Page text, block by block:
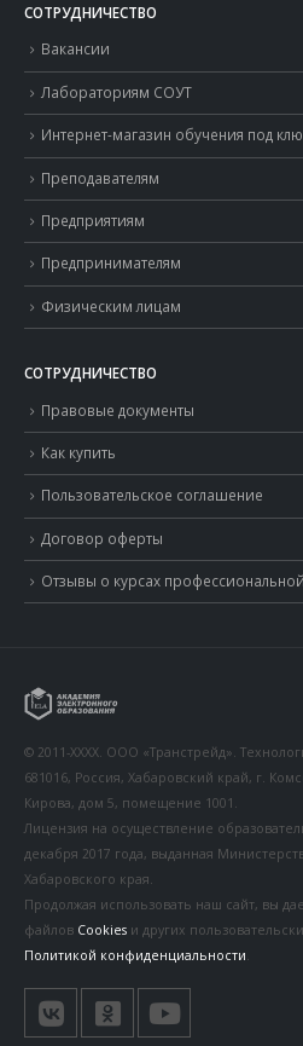
СОТРУДНИЧЕСТВО
Вакансии
Лабораториям СОУТ
Интернет-магазин обучения под
Преподавателям
Предприятиям
Предпринимателям
Физическим лицам
СОТРУДНИЧЕСТВО
Правовые документы
Как купить
Пользовательское соглашение
Договор оферты
Отзывы о курсах
© 2011-XXXX. ООО «Транстрейд».
681016, Россия, Хабаровский край, г.
Кирова, дом 5, помещение 1001.
Лицензия на осуществление
декабря 2017 года, выданная
Хабаровского края.
Продолжая использовать наш сайт, вы
файлов Cookies и других
Политикой конфиденциальности